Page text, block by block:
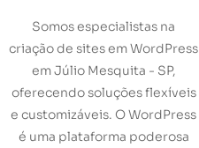
Somos especialistas na
criação de sites em WordPress
em Júlio Mesquita - SP,
oferecendo soluções flexíveis
e customizáveis. O WordPress
é uma plataforma poderosa